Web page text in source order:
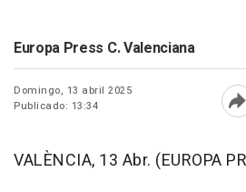
Europa Press C. Valenciana
Domingo, 13 abril 2025
Publicado: 13:34
VALÈNCIA, 13 Abr. (EUROPA